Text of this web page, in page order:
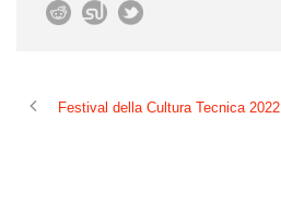
Festival della Cultura Tecnica 2022